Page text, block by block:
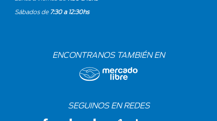
Sábados de 7:30 a 12:30hs
ENCONTRANOS TAMBIÉN EN
SEGUINOS EN REDES